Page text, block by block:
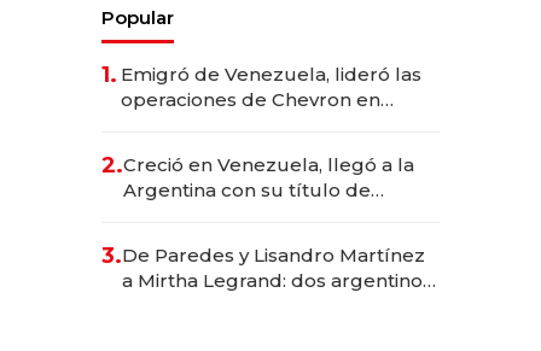
Popular
1. Emigró de Venezuela, lideró las
operaciones de Chevron en
2.Creció en Venezuela, llegó a la
Argentina con su título de
las marcas "fast premium"
3.De Paredes y Lisandro Martínez
a Mirtha Legrand: dos argentinos